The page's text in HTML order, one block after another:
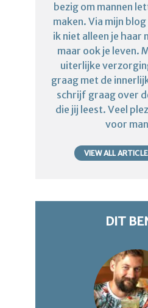
bezig om mannen
maken. Via mijn
ik niet alleen je haar
maar ook je leven.
uiterlijke
graag met de
schrijf graag over
die jij leest. Veel
voor
VIEW ALL
DIT